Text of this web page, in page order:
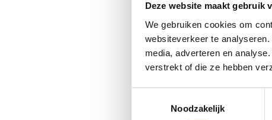
Deze website maakt gebruik
We gebruiken cookies om
websiteverkeer te
media, adverteren en
verstrekt of die ze hebben
Noodzakelijk
recht aan kunnen kijken.
– Bij een leeftijd van
– meestal door
– Snel schrikken
– Veel huilen – weinig slapen
ontspannen.